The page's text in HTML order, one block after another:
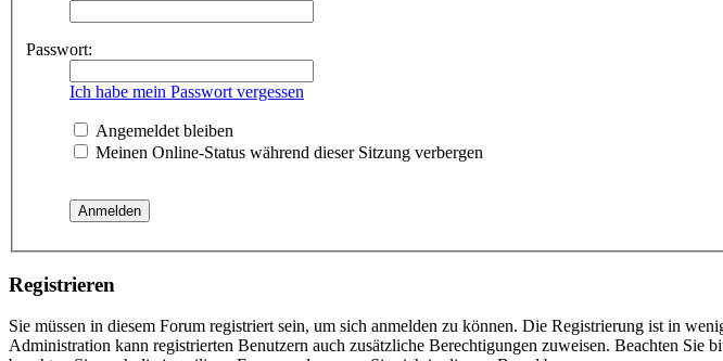
Passwort:
Ich habe mein Passwort vergessen
Angemeldet bleiben
Meinen Online-Status während dieser Sitzung verbergen
Registrieren
Sie müssen in diesem Forum registriert sein, um sich anmelden zu können. Die Registrierung ist in
Administration kann registrierten Benutzern auch zusätzliche Berechtigungen zuweisen. Beachten